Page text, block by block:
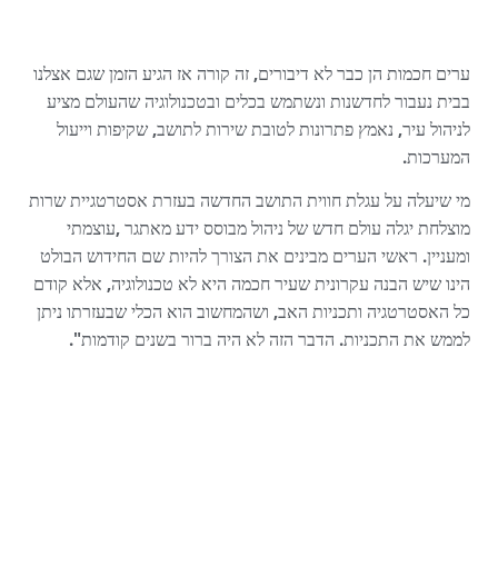
ערים חכמות הן כבר לא דיבורים, זה קורה אז הגיע הזמן שגם אצלנו
בבית נעבור לחדשנות ונשתמש בכלים ובטכנולוגיה שהעולם מציע
לניהול עיר, נאמץ פתרונות לטובת שירות לתושב, שקיפות וייעול
המערכות.
מי שיעלה על עגלת חווית התושב החדשה בעזרת אסטרטגיית שרות
מוצלחת יגלה עולם חדש של ניהול מבוסס ידע מאתגר ,עוצמתי
ומעניין. ראשי הערים מבינים את הצורך להיות שם החידוש הבולט
הינו שיש הבנה עקרונית שעיר חכמה היא לא טכנולוגיה, אלא קודם
כל האסטרטגיה ותכניות האב, ושהמחשוב הוא הכלי שבעזרתו ניתן
לממש את התכניות. הדבר הזה לא היה ברור בשנים קודמות".